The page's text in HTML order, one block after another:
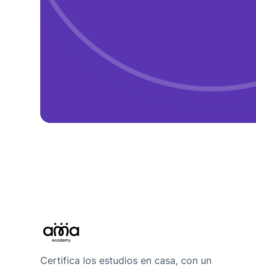
Certifica los estudios en casa, con un